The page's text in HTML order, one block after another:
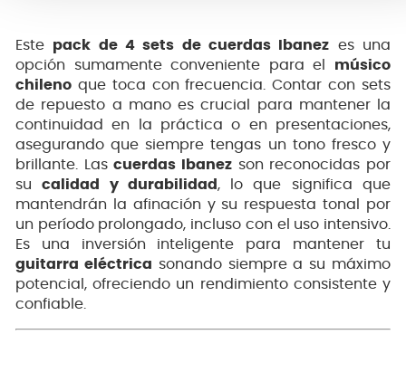
Este pack de 4 sets de cuerdas Ibanez es una
opción sumamente conveniente para el músico
chileno que toca con frecuencia. Contar con sets
de repuesto a mano es crucial para mantener la
continuidad en la práctica o en presentaciones,
asegurando que siempre tengas un tono fresco y
brillante. Lascuerdas Ibanez son reconocidas por
sucalidad y durabilidad , lo que significa que
mantendrán la afinación y su respuesta tonal por
un período prolongado, incluso con el uso intensivo.
Es una inversión inteligente para mantener tu
guitarra eléctrica sonando siempre a su máximo
potencial, ofreciendo un rendimiento consistente y
confiable.